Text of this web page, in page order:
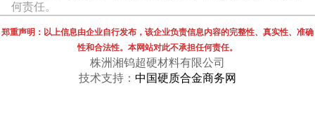
何责任。
郑重声明：以上信息由企业自行发布，该企业负责信息内容的完整性、真实性、准确
性和合法性。本网站对此不承担任何责任。
株洲湘钨超硬材料有限公司
技术支持： 中国硬质合金商务网